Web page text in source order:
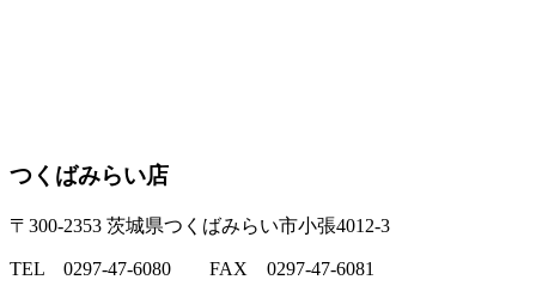
つくばみらい店
〒300-2353 茨城県つくばみらい市小張4012-3
TEL 0297-47-6080 FAX 0297-47-6081